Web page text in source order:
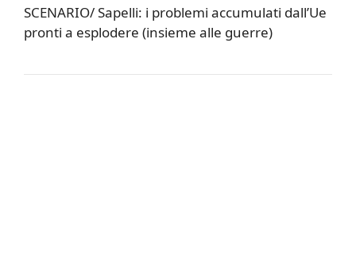
SCENARIO/ Sapelli: i problemi accumulati dall’Ue
pronti a esplodere (insieme alle guerre)